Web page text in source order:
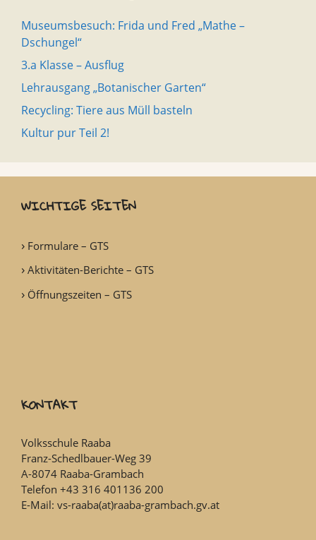
Museumsbesuch: Frida und Fred „Mathe –
Dschungel“
3.a Klasse – Ausflug
Lehrausgang „Botanischer Garten“
Recycling: Tiere aus Müll basteln
Kultur pur Teil 2!
WICHTIGE SEITEN
Formulare – GTS
Aktivitäten-Berichte – GTS
Öffnungszeiten – GTS
KONTAKT
Volksschule Raaba
Franz-Schedlbauer-Weg 39
A-8074 Raaba-Grambach
Telefon +43 316 401136 200
E-Mail: vs-raaba(at)raaba-grambach.gv.at